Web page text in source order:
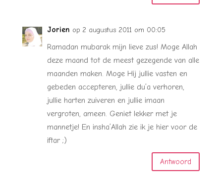
Jorien op 2 augustus 2011 om 00:05
Ramadan mubarak mijn lieve zus! Moge Allah
deze maand tot de meest gezegende van alle
maanden maken. Moge Hij jullie vasten en
gebeden accepteren, jullie du’a verhoren,
jullie harten zuiveren en jullie imaan
vergroten, ameen. Geniet lekker met je
mannetje! En insha’Allah zie ik je hier voor de
iftar ;)
Antwoord